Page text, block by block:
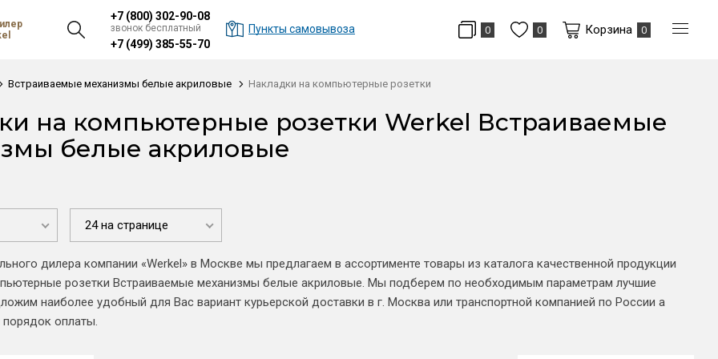
+7 (800) 302-90-08
звонок бесплатный
+7 (499) 385-55-70
Пункты самовывоза 0 0 Корзина 0
Встраиваемые механизмы белые акриловые Накладки на компьютерные розетки
на компьютерные розетки Werkel Встраиваемые
белые акриловые
24 на странице
дилера компании «Werkel» в Москве мы предлагаем в ассортименте товары из каталога качественной продукции
розетки Встраиваемые механизмы белые акриловые. Мы подберем по необходимым параметрам лучшие
наиболее удобный для Вас вариант курьерской доставки в г. Москва или транспортной компанией по России а
порядок оплаты.